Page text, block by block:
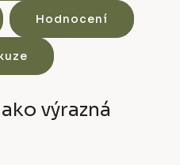
Hodnocení
výrazná